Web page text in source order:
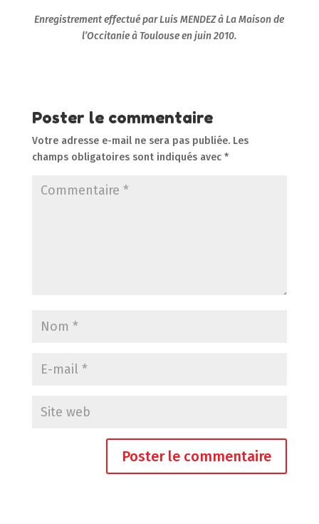
Enregistrement effectué par Luis MENDEZ à La Maison de
l’Occitanie à Toulouse en juin 2010.
Poster le commentaire
Votre adresse e-mail ne sera pas publiée. Les
champs obligatoires sont indiqués avec *